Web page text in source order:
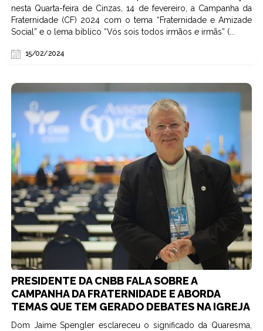
nesta Quarta-feira de Cinzas, 14 de fevereiro, a Campanha da
Fraternidade (CF) 2024 com o tema “Fraternidade e Amizade
Social” e o lema bíblico “Vós sois todos irmãos e irmãs” (...
15/02/2024
PRESIDENTE DA CNBB FALA SOBRE A
CAMPANHA DA FRATERNIDADE E ABORDA
TEMAS QUE TEM GERADO DEBATES NA IGREJA
Dom Jaime Spengler esclareceu o significado da Quaresma,